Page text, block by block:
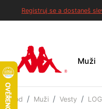
Registruj se a dostaneš
Muži
Úvod Muži Vesty